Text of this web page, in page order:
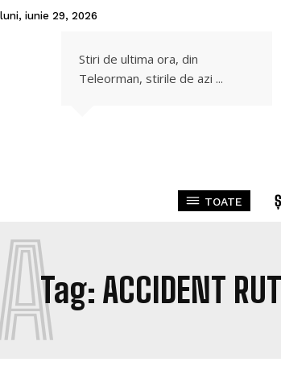
luni, iunie 29, 2026
Stiri de ultima ora, din
Teleorman, stirile de azi ...
TOATE
Tag: ACCIDENT